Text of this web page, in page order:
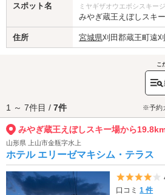
スポット名 ミヤギザオウエボシスキー
みやぎ蔵王えぼしスキ
住所 宮城県刈田郡蔵王町遠
こ
1 ～ 7件目 / 7件 ※予約
みやぎ蔵王えぼしスキー場から
山形県 上山市金瓶字水上
ホテル エリーゼマキシム・テラス
口コミ1 件